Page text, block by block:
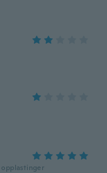
opplastinger